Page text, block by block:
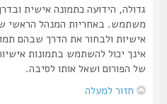
גדולה, הידועה כתמונה אישית ובדרך
משתמש. באחריות המנהל הראשי של
אישיות ולבחור את הדרך שבהם תמונות
אינך יכול להשתמש בתמונות אישיות,
של הפורום ושאל אותו לסיבה.
חזור למעלה